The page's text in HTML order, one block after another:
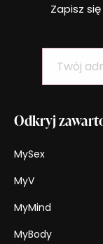
Odkryj
MySex
MyV
MyMind
MyBody
Zapisz